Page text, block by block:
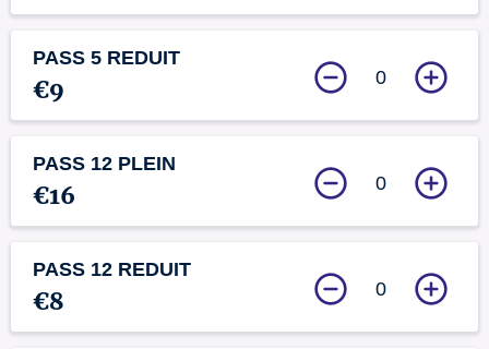
PASS 5 REDUIT
€9 0
PASS 12 PLEIN
€16 0
PASS 12 REDUIT
€8 0